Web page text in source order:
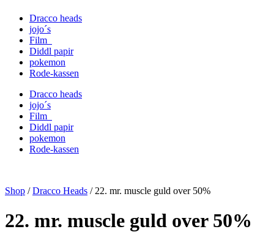
Dracco heads
jojo´s
Film
Diddl papir
pokemon
Rode-kassen
Dracco heads
jojo´s
Film
Diddl papir
pokemon
Rode-kassen
Shop /Dracco Heads / 22. mr. muscle guld over 50%
22. mr. muscle guld over 50%